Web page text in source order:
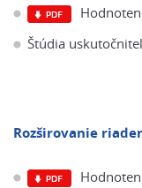
Štúdia
​​Rozširovanie